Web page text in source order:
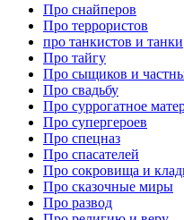
Про снайперов
Про террористов
про танкистов и танки
Про тайгу
Про сыщиков и
Про свадьбу
Про суррогатное
Про супергероев
Про спецназ
Про спасателей
Про сокровища и
Про сказочные миры
Про развод